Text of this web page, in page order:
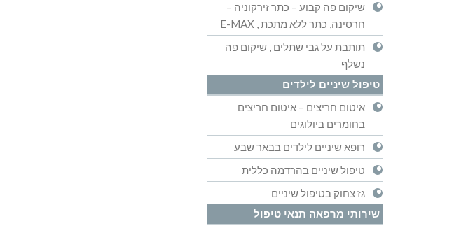
שיקום פה קבוע – כתר זירקוניה –
חרסינה, כתר ללא מתכת , E-MAX
תותבת על גבי שתלים , שיקום פה
נשלף
טיפול שיניים לילדים
איטום חריצים – איטום חריצים
בחומרים ביולוגים
רופא שיניים לילדים בבאר שבע
טיפול שיניים בהרדמה כללית
גז צחוק בטיפול שיניים
שירותי מרפאה תנאי טיפול